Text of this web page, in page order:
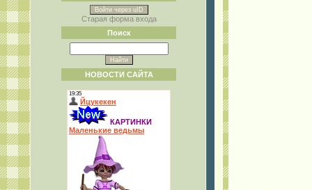
Войти через uID
Старая форма входа
Поиск
НОВОСТИ САЙТА